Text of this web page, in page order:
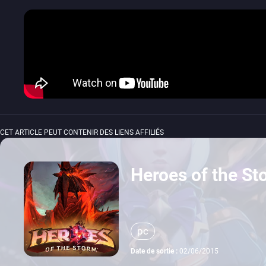
CET ARTICLE PEUT CONTENIR DES LIENS AFFILIÉS
Heroes of the
pc
Date de sortie : 02/06/2015